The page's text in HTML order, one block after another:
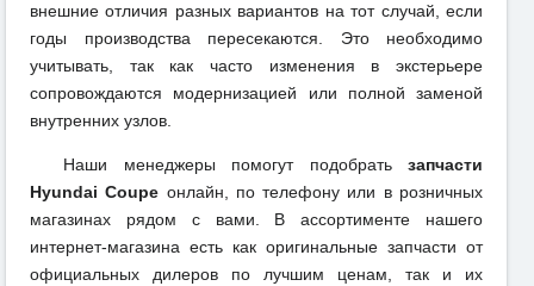
внешние отличия разных вариантов на тот случай, если
годы производства пересекаются. Это необходимо
учитывать, так как часто изменения в экстерьере
сопровождаются модернизацией или полной заменой
внутренних узлов.
Наши менеджеры помогут подобрать запчасти
Hyundai Coupe онлайн, по телефону или в розничных
магазинах рядом с вами. В ассортименте нашего
интернет-магазина есть как оригинальные запчасти от
официальных дилеров по лучшим ценам, так и их